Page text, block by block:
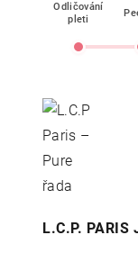
Odličování
pleti
L.C.P. PARIS